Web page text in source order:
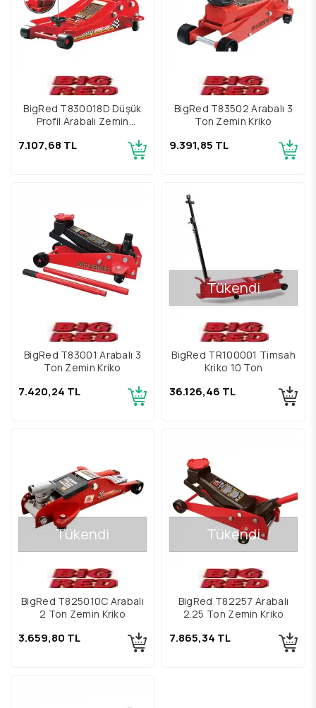
BigRed T830018D Düşük
Profil Arabalı Zemin
7.107,68 TL
BigRed T83502 Arabalı 3
Ton Zemin Kriko
9.391,85 TL
BigRed T83001 Arabalı 3
Ton Zemin Kriko
7.420,24 TL
Tükendi
BigRed TR100001 Timsah
Kriko 10 Ton
36.126,46 TL
Tükendi
BigRed T825010C Arabalı
2 Ton Zemin Kriko
3.659,80 TL
Tükendi
BigRed T82257 Arabalı
2.25 Ton Zemin Kriko
7.865,34 TL